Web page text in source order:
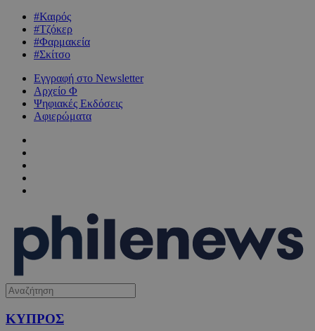
#Καιρός
#Τζόκερ
#Φαρμακεία
#Σκίτσο
Εγγραφή στο Newsletter
Αρχείο Φ
Ψηφιακές Εκδόσεις
Αφιερώματα
ΚΥΠΡΟΣ